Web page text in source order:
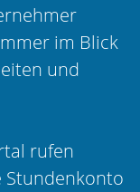
im Blick
und
rufen
Stundenkonto